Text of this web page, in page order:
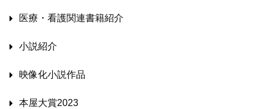
医療・看護関連書籍紹介
小説紹介
映像化小説作品
本屋大賞2023